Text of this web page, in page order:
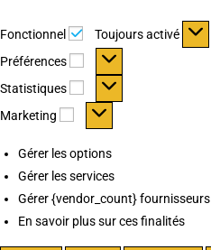
Fonctionnel Fonctionnel
Toujours activé
Préférences
Préférences
Statistiques Statistiques
Marketing Marketing
Gérer les options
Gérer les services
Gérer {vendor_count} fournisseurs
En savoir plus sur ces finalités